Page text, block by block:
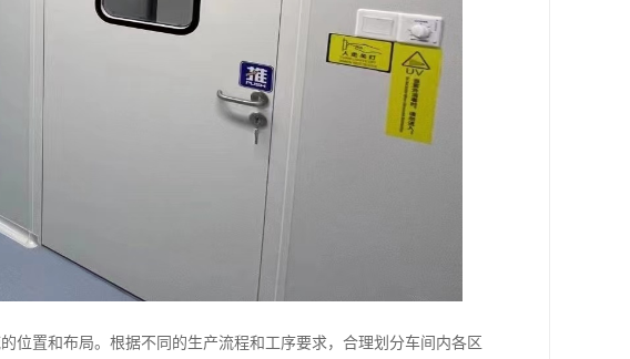
位置和布局。根据不同的生产流程和工序要求，合理划分车间内各区